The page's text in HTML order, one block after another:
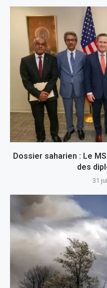
Dossier saharien : Le
des
31